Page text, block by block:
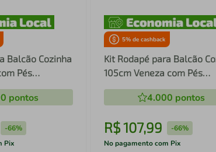
Balcão Cozinha
Pés
pontos
-66%
Pix
5% de cashback
Kit Rodapé para Balcão
105cm Veneza com Pés
Multimóveis MP3753
4.000 pontos
R$107,99 -66%
No pagamento com Pix